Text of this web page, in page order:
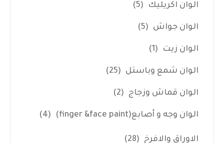
الوان اكريليك (5)
الوان جواش (5)
الوان زيت (1)
الوان شمع وباستل (25)
الوان قماش وزجاج (2)
الوان وجه و أصابع(finger &face paint) (4)
الاوراق والافرخ (28)